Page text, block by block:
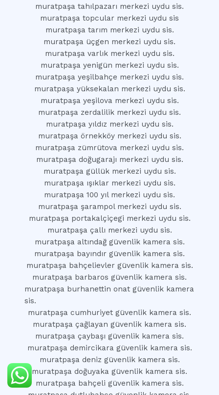
muratpaşa tahılpazarı merkezi uydu sis.
muratpaşa topcular merkezi uydu sis
muratpaşa tarım merkezi uydu sis.
muratpaşa üçgen merkezi uydu sis.
muratpaşa varlık merkezi uydu sis.
muratpaşa yenigün merkezi uydu sis.
muratpaşa yeşilbahçe merkezi uydu sis.
muratpaşa yüksekalan merkezi uydu sis.
muratpaşa yeşilova merkezi uydu sis.
muratpaşa zerdalilik merkezi uydu sis.
muratpaşa yıldız merkezi uydu sis.
muratpaşa örnekköy merkezi uydu sis.
muratpaşa zümrütova merkezi uydu sis.
muratpaşa doğugarajı merkezi uydu sis.
muratpaşa güllük merkezi uydu sis.
muratpaşa ışıklar merkezi uydu sis.
muratpaşa 100 yıl merkezi uydu sis.
muratpaşa şarampol merkezi uydu sis.
muratpaşa portakalçiçegi merkezi uydu sis.
muratpaşa çallı merkezi uydu sis.
muratpaşa altındağ güvenlik kamera sis.
muratpaşa bayındır güvenlik kamera sis.
muratpaşa bahçelievler güvenlik kamera sis.
muratpaşa barbaros güvenlik kamera sis.
muratpaşa burhanettin onat güvenlik kamera
sis.
muratpaşa cumhuriyet güvenlik kamera sis.
muratpaşa çağlayan güvenlik kamera sis.
muratpaşa çaybaşı güvenlik kamera sis.
muratpaşa demircikara güvenlik kamera sis.
muratpaşa deniz güvenlik kamera sis.
muratpaşa doğuyaka güvenlik kamera sis.
muratpaşa bahçeli güvenlik kamera sis.